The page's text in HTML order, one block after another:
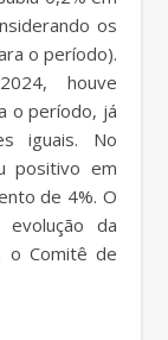
os
o período).
houve
o período, já
iguais. No
positivo em
de 4%. O
da
o Comitê de